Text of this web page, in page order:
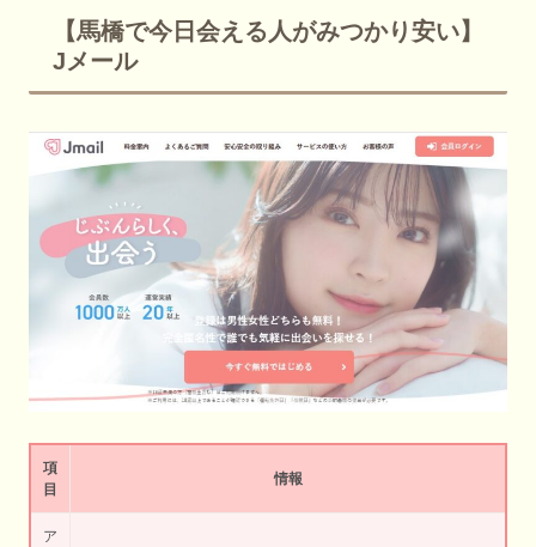
【馬橋で今日会える人がみつかり安い】
Jメール
項
目
情報
ア